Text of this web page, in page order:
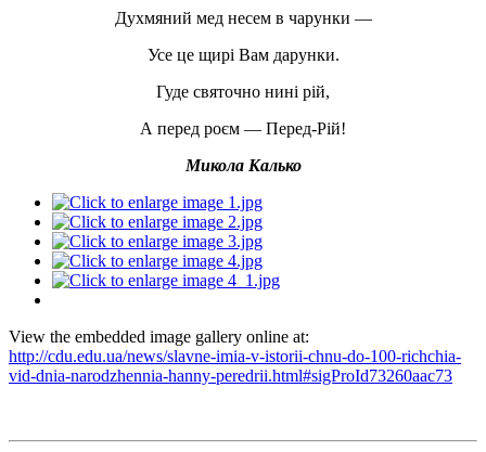
Духмяний мед несем в чарунки —
Усе це щирі Вам дарунки.
Гуде святочно нині рій,
А перед роєм — Перед-Рій!
Микола Калько
View the embedded image gallery online at:
http://cdu.edu.ua/news/slavne-imia-v-istorii-chnu-do-100-richchia-
vid-dnia-narodzhennia-hanny-peredrii.html#sigProId73260aac73